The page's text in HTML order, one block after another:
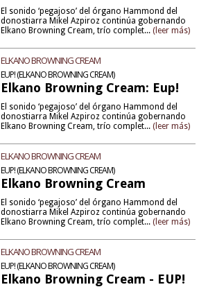
El sonido ‘pegajoso’ del órgano Hammond del
donostiarra Mikel Azpiroz continúa gobernando
Elkano Browning Cream, trío complet... (leer más)
ELKANO BROWNING CREAM
EUP! (ELKANO BROWNING CREAM)
Elkano Browning Cream: Eup!
El sonido ‘pegajoso’ del órgano Hammond del
donostiarra Mikel Azpiroz continúa gobernando
Elkano Browning Cream, trío complet... (leer más)
ELKANO BROWNING CREAM
EUP! (ELKANO BROWNING CREAM)
Elkano Browning Cream
El sonido ‘pegajoso’ del órgano Hammond del
donostiarra Mikel Azpiroz continúa gobernando
Elkano Browning Cream, trío complet... (leer más)
ELKANO BROWNING CREAM
EUP! (ELKANO BROWNING CREAM)
Elkano Browning Cream - EUP!